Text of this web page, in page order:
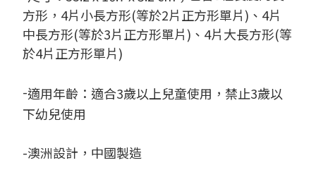
方形，4片小長方形(等於2片正方形單片)、4片
中長方形(等於3片正方形單片)、4片大長方形(等
於4片正方形單片)
-適用年齡：適合3歲以上兒童使用，禁止3歲以
下幼兒使用
-澳洲設計，中國製造